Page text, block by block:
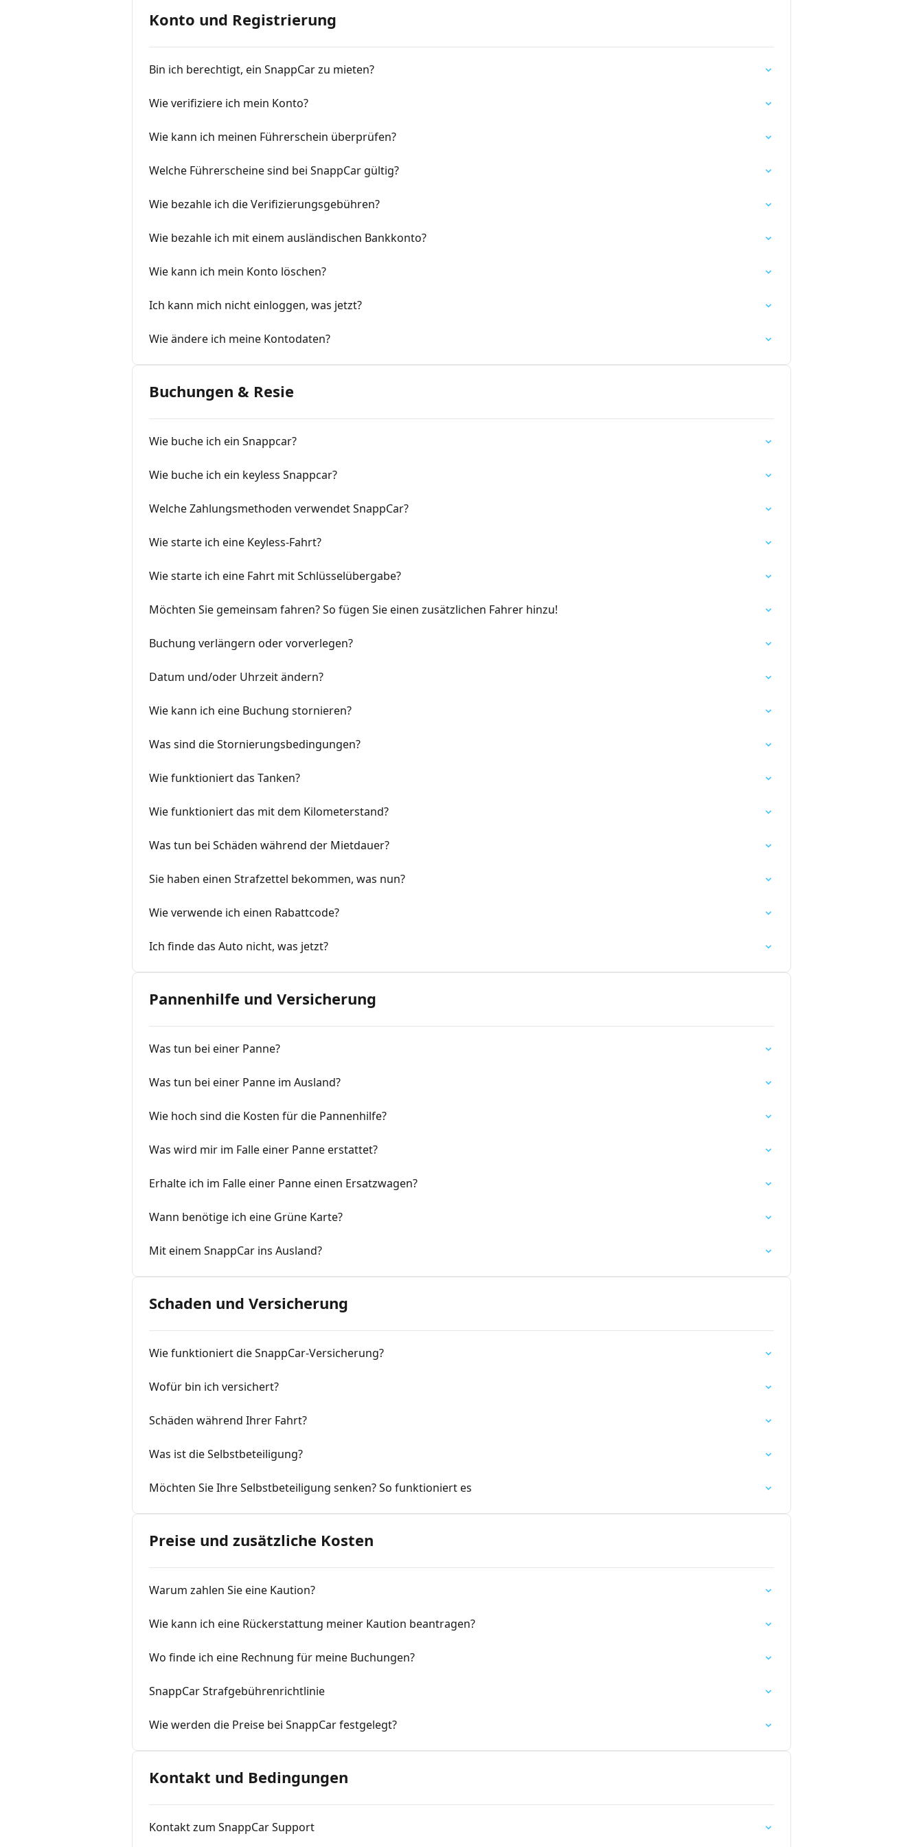
Konto und Registrierung
Bin ich berechtigt, ein SnappCar zu mieten?
Wie verifiziere ich mein Konto?
Wie kann ich meinen Führerschein überprüfen?
Welche Führerscheine sind bei SnappCar gültig?
Wie bezahle ich die Verifizierungsgebühren?
Wie bezahle ich mit einem ausländischen Bankkonto?
Wie kann ich mein Konto löschen?
Ich kann mich nicht einloggen, was jetzt?
Wie ändere ich meine Kontodaten?
Buchungen & Resie
Wie buche ich ein Snappcar?
Wie buche ich ein keyless Snappcar?
Welche Zahlungsmethoden verwendet SnappCar?
Wie starte ich eine Keyless-Fahrt?
Wie starte ich eine Fahrt mit Schlüsselübergabe?
Möchten Sie gemeinsam fahren? So fügen Sie einen zusätzlichen Fahrer hinzu!
Buchung verlängern oder vorverlegen?
Datum und/oder Uhrzeit ändern?
Wie kann ich eine Buchung stornieren?
Was sind die Stornierungsbedingungen?
Wie funktioniert das Tanken?
Wie funktioniert das mit dem Kilometerstand?
Was tun bei Schäden während der Mietdauer?
Sie haben einen Strafzettel bekommen, was nun?
Wie verwende ich einen Rabattcode?
Ich finde das Auto nicht, was jetzt?
Pannenhilfe und Versicherung
Was tun bei einer Panne?
Was tun bei einer Panne im Ausland?
Wie hoch sind die Kosten für die Pannenhilfe?
Was wird mir im Falle einer Panne erstattet?
Erhalte ich im Falle einer Panne einen Ersatzwagen?
Wann benötige ich eine Grüne Karte?
Mit einem SnappCar ins Ausland?
Schaden und Versicherung
Wie funktioniert die SnappCar-Versicherung?
Wofür bin ich versichert?
Schäden während Ihrer Fahrt?
Was ist die Selbstbeteiligung?
Möchten Sie Ihre Selbstbeteiligung senken? So funktioniert es
Preise und zusätzliche Kosten
Warum zahlen Sie eine Kaution?
Wie kann ich eine Rückerstattung meiner Kaution beantragen?
Wo finde ich eine Rechnung für meine Buchungen?
SnappCar Strafgebührenrichtlinie
Wie werden die Preise bei SnappCar festgelegt?
Kontakt und Bedingungen
Kontakt zum SnappCar Support